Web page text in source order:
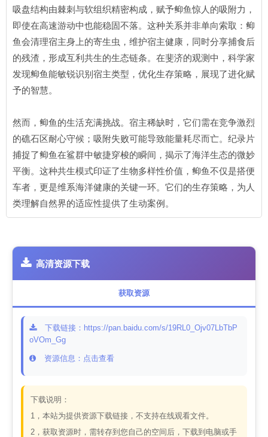
吸盘结构由棘刺与软组织精密构成，赋予䲟鱼惊人的吸附力，
即使在高速游动中也能稳固不落。这种关系并非单向索取：䲟
鱼会清理宿主身上的寄生虫，维护宿主健康，同时分享捕食后
的残渣，形成互利共生的生态链条。在斐济的观测中，科学家
发现䲟鱼能敏锐识别宿主类型，优化生存策略，展现了进化赋
予的智慧。
然而，䲟鱼的生活充满挑战。宿主稀缺时，它们需在竞争激烈
的礁石区耐心守候；吸附失败可能导致能量耗尽而亡。纪录片
捕捉了䲟鱼在鲨群中敏捷穿梭的瞬间，揭示了海洋生态的微妙
平衡。这种共生模式印证了生物多样性价值，䲟鱼不仅是搭便
车者，更是维系海洋健康的关键一环。它们的生存策略，为人
类理解自然界的适应性提供了生动案例。
高清资源下载
获取资源
下载链接：https://pan.baidu.com/s/19RL0_Ojv07LbTbP
oVOm_Gg
资源信息：点击查看
下载说明：
1，本站为提供资源下载链接，不支持在线观看文件。
2，获取资源时，需转存到您自己的空间后，下载到电脑或手